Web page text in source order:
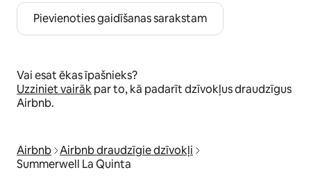
Pievienoties gaidīšanas sarakstam
Vai esat ēkas īpašnieks?
Uzziniet vairākpar to, kā padarīt dzīvokļus draudzīgus
Airbnb.
Airbnb Airbnb draudzīgie dzīvokļi
Summerwell La Quinta